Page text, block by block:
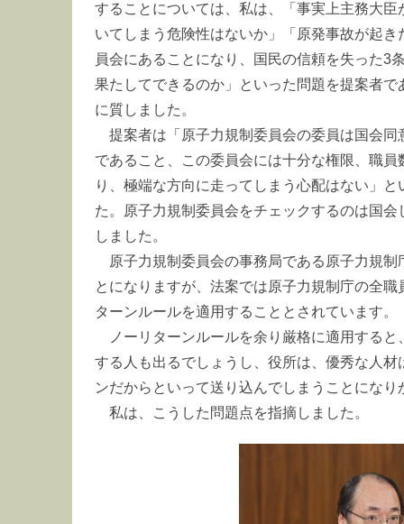
することについては、私は、「事実上主務大
いてしまう危険性はないか」「原発事故が起
員会にあることになり、国民の信頼を失った3
果たしてできるのか」といった問題を提案者
に質しました。
提案者は「原子力規制委員会の委員は国会同
であること、この委員会には十分な権限、職
り、極端な方向に走ってしまう心配はない」
た。原子力規制委員会をチェックするのは国
しました。
原子力規制委員会の事務局である原子力規制
とになりますが、法案では原子力規制庁の全
ターンルールを適用することとされています。
ノーリターンルールを余り厳格に適用すると
する人も出るでしょうし、役所は、優秀な人
ンだからといって送り込んでしまうことになり
私は、こうした問題点を指摘しました。